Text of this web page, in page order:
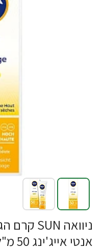
אנטי אייג'ינג 50 מ"ל - מבית NIVEA